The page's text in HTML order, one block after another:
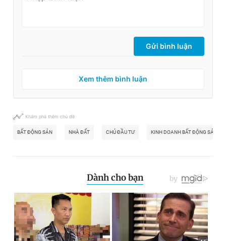
Gửi bình luận
Xem thêm bình luận
Khám phá thêm chủ đề
BẤT ĐỘNG SẢN NHÀ ĐẤT CHỦ ĐẦU TƯ KINH DOANH BẤT ĐỘNG SẢN